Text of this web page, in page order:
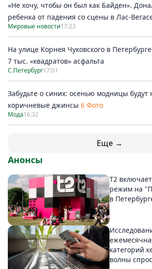
«Не хочу, чтобы он был как Байден».
ребенка от падения со сцены в Лас-
Мировые новости17:23
На улице Корнея Чуковского в
7 тыс. «квадратов» асфальта
С.Петербург17:01
Забудьте о синих: осенью модницы будут
коричневые джинсы 6 Фото
Мода16:32
Еще →
Анонсы
Т2
режим на
в
категорий
волны